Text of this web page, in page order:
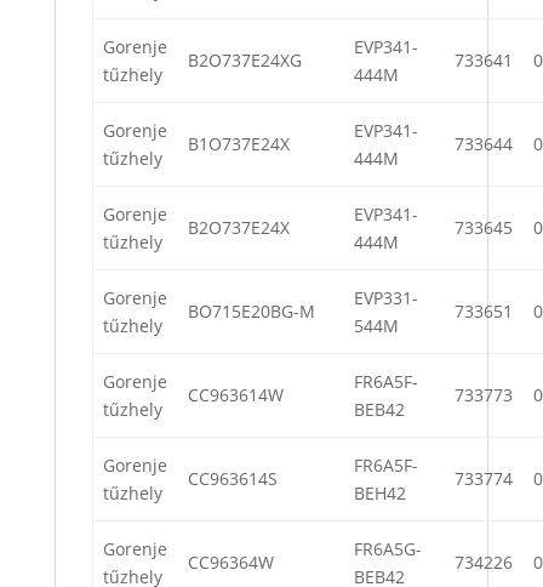
Gorenje
tűzhely
B2O737E24XG
EVP341-
444M
733641
Gorenje
tűzhely
B1O737E24X
EVP341-
444M
733644
Gorenje
tűzhely
B2O737E24X
EVP341-
444M
733645
Gorenje
tűzhely
BO715E20BG-M
EVP331-
544M
733651
Gorenje
tűzhely
CC963614W
FR6A5F-
BEB42
733773
Gorenje
tűzhely
CC963614S
FR6A5F-
BEH42
733774
Gorenje
tűzhely
CC96364W
FR6A5G-
BEB42
734226